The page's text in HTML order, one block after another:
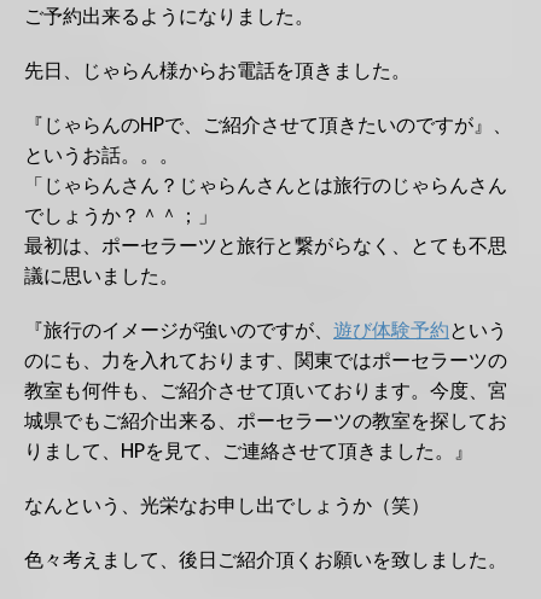
ご予約出来るようになりました。
先日、じゃらん様からお電話を頂きました。
『じゃらんのHPで、ご紹介させて頂きたいのですが』、
というお話。。。
「じゃらんさん？じゃらんさんとは旅行のじゃらんさん
でしょうか？＾＾；」
最初は、ポーセラーツと旅行と繋がらなく、とても不思
議に思いました。
『旅行のイメージが強いのですが、 遊び体験予約という
のにも、力を入れております、関東ではポーセラーツの
教室も何件も、ご紹介させて頂いております。今度、宮
城県でもご紹介出来る、ポーセラーツの教室を探してお
りまして、HPを見て、ご連絡させて頂きました。 』
なんという、光栄なお申し出でしょうか（笑）
色々考えまして、後日ご紹介頂くお願いを致しました。